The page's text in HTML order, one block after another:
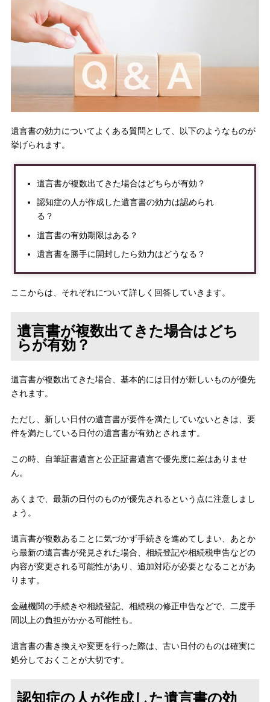
遺言書の効力についてよくある質問として、以下のようなものが
挙げられます。
遺言書が複数出てきた場合はどちらが有効？
認知症の人が作成した遺言書の効力は認められ
る？
遺言書の有効期限はある？
遺言書を勝手に開封したら効力はどうなる？
ここからは、それぞれについて詳しく回答していきます。
遺言書が複数出てきた場合はどち
らが有効？
遺言書が複数出てきた場合、基本的には日付が新しいものが優先
されます。
ただし、新しい日付の遺言書が要件を満たしていないときは、要
件を満たしている日付の遺言書が有効とされます。
この時、自筆証書遺言と公正証書遺言で優先度に差はありませ
ん。
あくまで、最新の日付のものが優先されるという点に注意しまし
ょう。
遺言書が複数あることに気づかず手続きを進めてしまい、あとか
ら最新の遺言書が発見された場合、相続登記や相続税申告などの
内容が変更される可能性があり、追加対応が必要となることがあ
ります。
金融機関の手続きや相続登記、相続税の修正申告などで、二度手
間以上の負担がかかる可能性も。
遺言書の書き換えや変更を行った際は、古い日付のものは確実に
処分しておくことが大切です。
認知症の人が作成した遺言書の効